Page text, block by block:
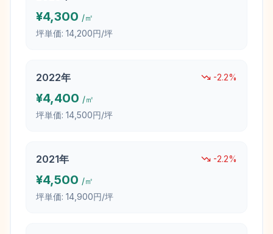
¥4,300 /㎡
坪単価: 14,200円/坪
2022年 -2.2%
¥4,400 /㎡
坪単価: 14,500円/坪
2021年 -2.2%
¥4,500 /㎡
坪単価: 14,900円/坪